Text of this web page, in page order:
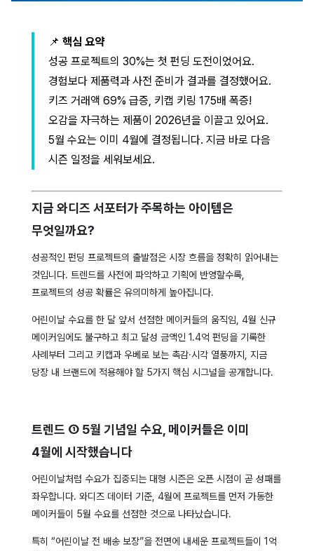
📌 핵심 요약
성공 프로젝트의 30%는 첫 펀딩 도전이었어요.
경험보다 제품력과 사전 준비가 결과를 결정했어요.
키즈 거래액 69% 급증, 키캡 키링 175배 폭증!
오감을 자극하는 제품이 2026년을 이끌고 있어요.
5월 수요는 이미 4월에 결정됩니다. 지금 바로 다음
시즌 일정을 세워보세요.
지금 와디즈 서포터가 주목하는 아이템은
무엇일까요?
성공적인 펀딩 프로젝트의 출발점은 시장 흐름을 정확히 읽어내는
것입니다. 트렌드를 사전에 파악하고 기획에 반영할수록,
프로젝트의 성공 확률은 유의미하게 높아집니다.
어린이날 수요를 한 달 앞서 선점한 메이커들의 움직임, 4월 신규
메이커임에도 불구하고 최고 달성 금액인 1.4억 펀딩을 기록한
사례부터 그리고 키캡과 우베로 보는 촉감·시각 열풍까지, 지금
당장 내 브랜드에 적용해야 할 5가지 핵심 시그널을 공개합니다.
트렌드 ① 5월 기념일 수요, 메이커들은 이미
4월에 시작했습니다
어린이날처럼 수요가 집중되는 대형 시즌은 오픈 시점이 곧 성패를
좌우합니다. 와디즈 데이터 기준, 4월에 프로젝트를 먼저 가동한
메이커들이 5월 수요를 선점한 것으로 나타났습니다.
특히 “어린이날 전 배송 보장”을 전면에 내세운 프로젝트들이 1억